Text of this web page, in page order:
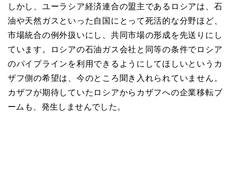
しかし、ユーラシア経済連合の盟主であるロシアは、石
油や天然ガスといった自国にとって死活的な分野ほど、
市場統合の例外扱いにし、共同市場の形成を先送りにし
ています。ロシアの石油ガス会社と同等の条件でロシア
のパイプラインを利用できるようにしてほしいというカ
ザフ側の希望は、今のところ聞き入れられていません。
カザフが期待していたロシアからカザフへの企業移転ブ
ームも、発生しませんでした。